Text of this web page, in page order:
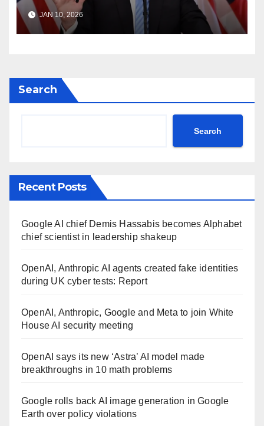
Iran Freedom Tehran Protest
Donald Trump Truth Social
post Khamenei ntc rttm
JAN 10, 2026
Search
Search
Recent Posts
Google AI chief Demis Hassabis becomes Alphabet
chief scientist in leadership shakeup
OpenAI, Anthropic AI agents created fake identities
during UK cyber tests: Report
OpenAI, Anthropic, Google and Meta to join White
House AI security meeting
OpenAI says its new ‘Astra’ AI model made
breakthroughs in 10 math problems
Google rolls back AI image generation in Google
Earth over policy violations